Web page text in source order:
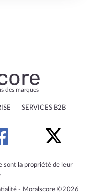
des marques
SERVICES B2B
sont la propriété de leur
‐ Moralscore ©2026